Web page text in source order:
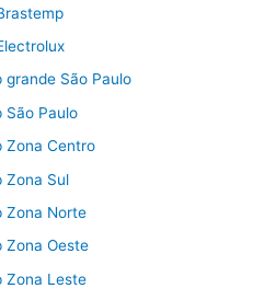
grande São Paulo
São Paulo
Zona Centro
Zona Sul
Zona Norte
Zona Oeste
Zona Leste